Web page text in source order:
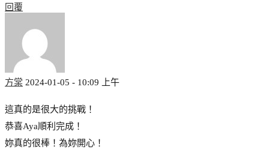
回覆
方棠 2024-01-05 - 10:09 上午
這真的是很大的挑戰！
恭喜Aya順利完成！
妳真的很棒！為妳開心！